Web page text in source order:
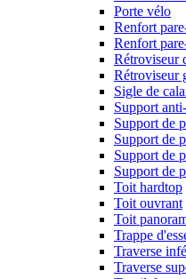
Porte vélo
Renfort
Renfort
Rétroviseur
Rétroviseur
Sigle de
Support
Support de
Support de
Support de
Support de
Toit hardtop
Toit ouvrant
Toit
Trappe
Traverse
Traverse